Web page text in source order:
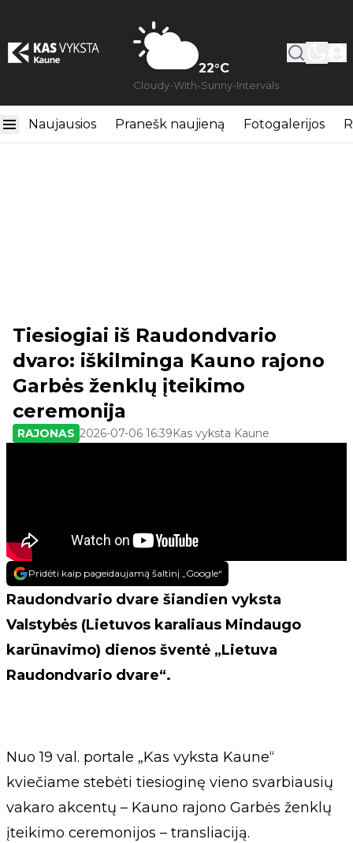
22°C
Cloudy-With-Sunny-Intervals
Naujausios Pranešk naujieną Fotogalerijos
Tiesiogiai iš Raudondvario
dvaro: iškilminga Kauno rajono
Garbės ženklų įteikimo
ceremonija
RAJONAS 2026-07-06 16:39Kas vyksta Kaune
Pridėti kaip pageidaujamą šaltinį „Google“
Raudondvario dvare šiandien vyksta
Valstybės (Lietuvos karaliaus Mindaugo
karūnavimo) dienos šventė „Lietuva
Raudondvario dvare“.
Nuo 19 val. portale „Kas vyksta Kaune“
kviečiame stebėti tiesioginę vieno svarbiausių
vakaro akcentų – Kauno rajono Garbės ženklų
įteikimo ceremonijos – transliaciją.